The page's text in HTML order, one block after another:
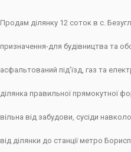
Продам ділянку 12 соток в с.
призначення-для будівництва та
асфальтований під’їзд, газ та
ділянка правильної прямокутної
вільна від забудови, сусіди
від ділянки до станції метро